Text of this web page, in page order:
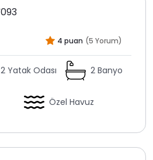
4 puan (5 Yorum)
2 Yatak Odası 2 Banyo
Özel Havuz